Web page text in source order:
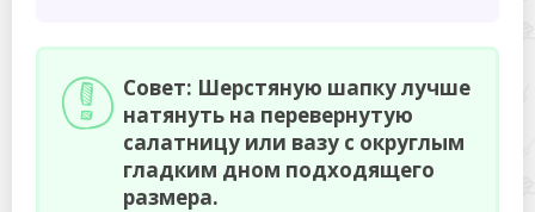
Совет: Шерстяную шапку лучше
натянуть на перевернутую
салатницу или вазу с округлым
гладким дном подходящего
размера.